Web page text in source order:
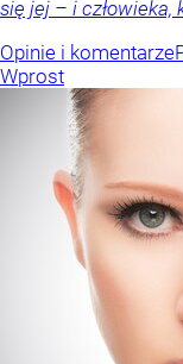
się jej – i człowieka,
Opinie i komentarze
Wprost